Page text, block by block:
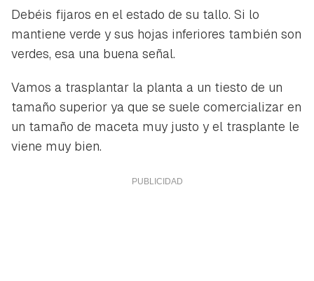
Debéis fijaros en el estado de su tallo. Si lo
mantiene verde y sus hojas inferiores también son
verdes, esa una buena señal.
Vamos a trasplantar la planta a un tiesto de un
tamaño superior ya que se suele comercializar en
un tamaño de maceta muy justo y el trasplante le
viene muy bien.